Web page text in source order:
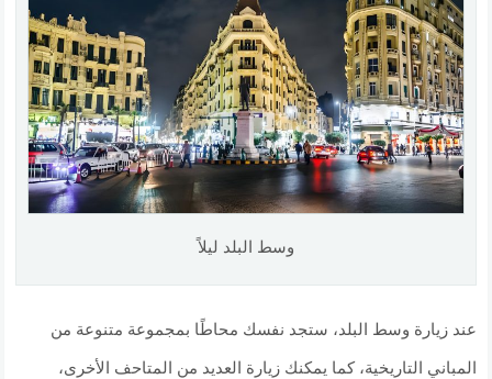
وسط البلد ليلاً
عند زيارة وسط البلد، ستجد نفسك محاطًا بمجموعة متنوعة من
المباني التاريخية، كما يمكنك زيارة العديد من المتاحف الأخرى،